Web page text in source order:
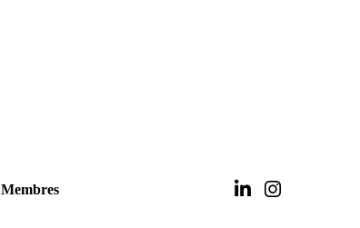
Membres